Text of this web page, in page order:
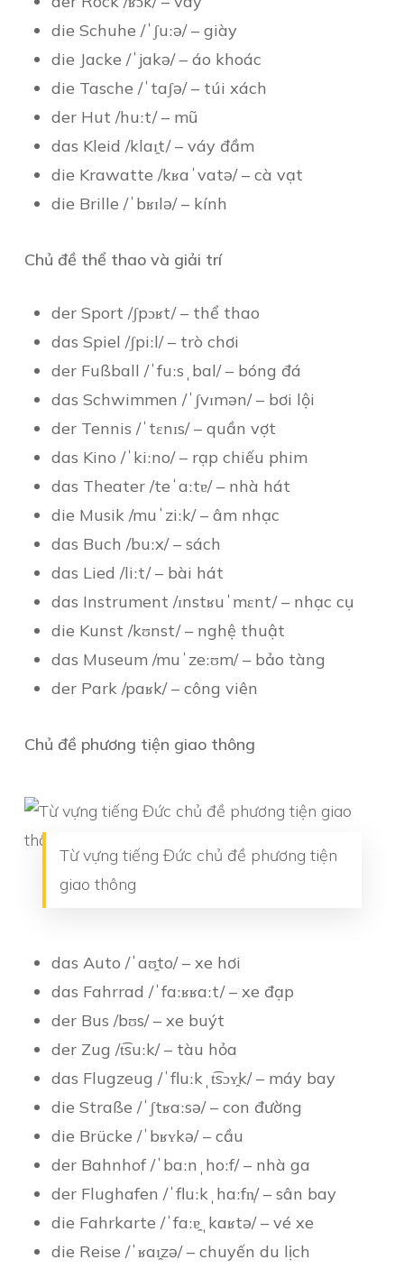
die Schuhe /ˈʃuːə/ – giày
die Jacke /ˈjakə/ – áo khoác
die Tasche /ˈtaʃə/ – túi xách
der Hut /huːt/ – mũ
das Kleid /klaɪ̯t/ – váy đầm
die Krawatte /kʁaˈvatə/ – cà vạt
die Brille /ˈbʁɪlə/ – kính
Chủ đề thể thao và giải trí
der Sport /ʃpɔʁt/ – thể thao
das Spiel /ʃpiːl/ – trò chơi
der Fußball /ˈfuːsˌbal/ – bóng đá
das Schwimmen /ˈʃvɪmən/ – bơi lội
der Tennis /ˈtɛnɪs/ – quần vợt
das Kino /ˈkiːno/ – rạp chiếu phim
das Theater /teˈaːtɐ/ – nhà hát
die Musik /muˈziːk/ – âm nhạc
das Buch /buːx/ – sách
das Lied /liːt/ – bài hát
das Instrument /ɪnstʁuˈmɛnt/ – nhạc cụ
die Kunst /kʊnst/ – nghệ thuật
das Museum /muˈzeːʊm/ – bảo tàng
der Park /paʁk/ – công viên
Chủ đề phương tiện giao thông
Từ vựng tiếng Đức chủ đề phương tiện
giao thông
das Auto /ˈaʊ̯to/ – xe hơi
das Fahrrad /ˈfaːʁʁaːt/ – xe đạp
der Bus /bʊs/ – xe buýt
der Zug /t͡suːk/ – tàu hỏa
das Flugzeug /ˈfluːkˌt͡sɔʏ̯k/ – máy bay
die Straße /ˈʃtʁaːsə/ – con đường
die Brücke /ˈbʁʏkə/ – cầu
der Bahnhof /ˈbaːnˌhoːf/ – nhà ga
der Flughafen /ˈfluːkˌhaːfn̩/ – sân bay
die Fahrkarte /ˈfaːɐ̯ˌkaʁtə/ – vé xe
die Reise /ˈʁaɪ̯zə/ – chuyến du lịch